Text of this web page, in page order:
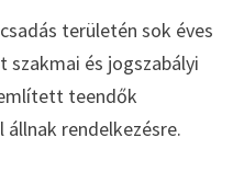
területén sok éves
szakmai és jogszabályi
teendők
állnak rendelkezésre.